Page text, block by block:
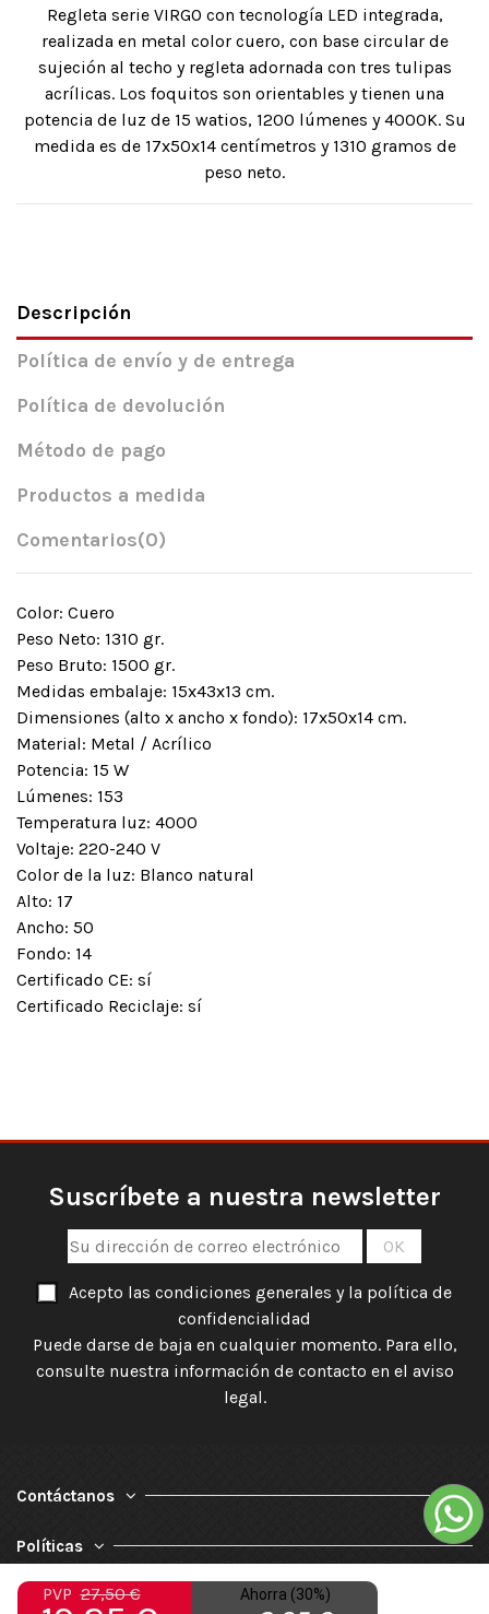
Regleta serie VIRGO con tecnología LED integrada,
realizada en metal color cuero, con base circular de
sujeción al techo y regleta adornada con tres tulipas
acrílicas. Los foquitos son orientables y tienen una
potencia de luz de 15 watios, 1200 lúmenes y 4000K. Su
medida es de 17x50x14 centímetros y 1310 gramos de
peso neto.
PVP27,50 € Ahorra (30%)
Descripción
Política de envío y de entrega
Política de devolución
Método de pago
Productos a medida
Comentarios(0)
Color: Cuero
Peso Neto: 1310 gr.
Peso Bruto: 1500 gr.
Medidas embalaje: 15x43x13 cm.
Dimensiones (alto x ancho x fondo): 17x50x14 cm.
Material: Metal / Acrílico
Potencia: 15 W
Lúmenes: 153
Temperatura luz: 4000
Voltaje: 220-240 V
Color de la luz: Blanco natural
Alto: 17
Ancho: 50
Fondo: 14
Certificado CE: sí
Certificado Reciclaje: sí
Suscríbete a nuestra newsletter
Acepto las condiciones generales y la política de
confidencialidad
Puede darse de baja en cualquier momento. Para ello,
consulte nuestra información de contacto en el aviso
legal.
Contáctanos
Políticas
Nuestra Empresa